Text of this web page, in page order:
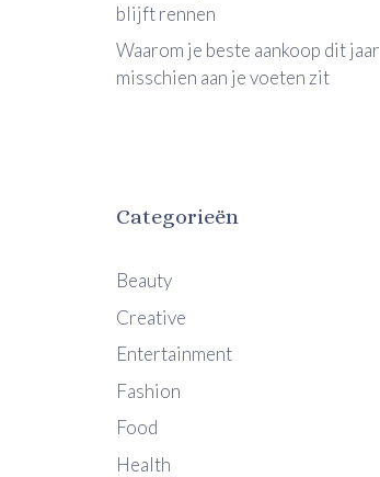
blijft rennen
Waarom je beste aankoop dit jaar
misschien aan je voeten zit
Categorieën
Beauty
Creative
Entertainment
Fashion
Food
Health